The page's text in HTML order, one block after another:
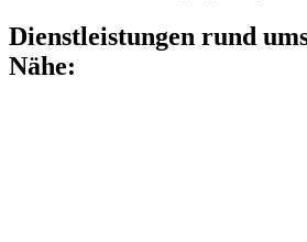
Dienstleistungen rund
Nähe: